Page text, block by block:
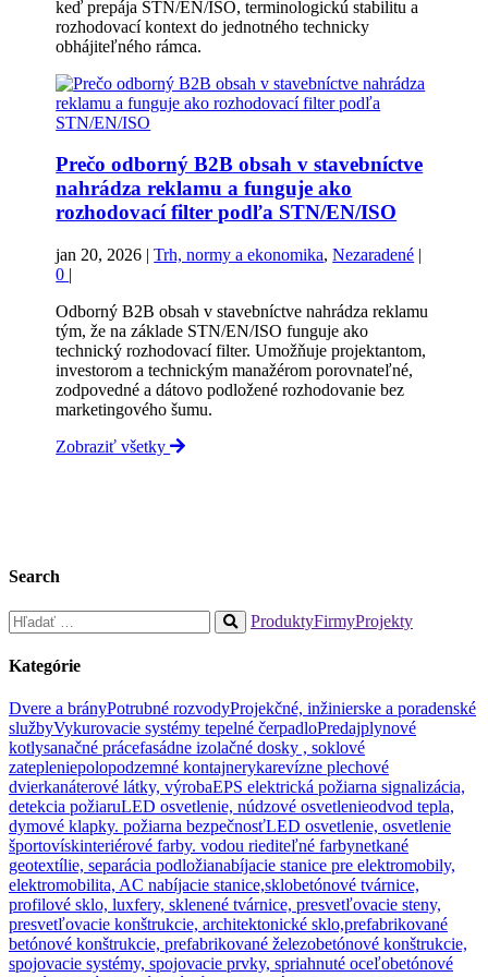
keď prepája STN/EN/ISO, terminologickú stabilitu a
rozhodovací kontext do jednotného technicky
obhájiteľného rámca.
Prečo odborný B2B obsah v stavebníctve
nahrádza reklamu a funguje ako
rozhodovací filter podľa STN/EN/ISO
jan 20, 2026 |Trh, normy a ekonomika,Nezaradené |
0 |
Odborný B2B obsah v stavebníctve nahrádza reklamu
tým, že na základe STN/EN/ISO funguje ako
technický rozhodovací filter. Umožňuje projektantom,
investorom a technickým manažérom porovnateľné,
zodpovedné a dátovo podložené rozhodovanie bez
marketingového šumu.
Zobraziť všetky
Search
Hľadať:
autocomplete
results
are
available
use
up
and
down
arrows
to
review
and
enter
to
go
to
ProduktyFirmyProjekty
Kategórie
Dvere a brányPotrubné rozvodyProjekčné, inžinierske a poradenské
službyVykurovacie systémy tepelné čerpadloPredajplynové
kotlysanačné prácefasádne izolačné dosky , soklové
zatepleniepolopodzemné kontajnerykarevízne plechové
dvierkanáterové látky, výrobaEPS elektrická požiarna signalizácia,
detekcia požiaruLED osvetlenie, núdzové osvetlenieodvod tepla,
dymové klapky. požiarna bezpečnosťLED osvetlenie, osvetlenie
športovískinteriérové farby. vodou riediteľné farbynetkané
geotextílie, separácia podložianabíjacie stanice pre elektromobily,
elektromobilita, AC nabíjacie stanice,sklobetónové tvárnice,
profilové sklo, luxfery, sklenené tvárnice, presvetľovacie steny,
presvetľovacie konštrukcie, architektonické sklo,prefabrikované
betónové konštrukcie, prefabrikované železobetónové konštrukcie,
spojovacie systémy, spojovacie prvky, spriahnuté oceľobetónové